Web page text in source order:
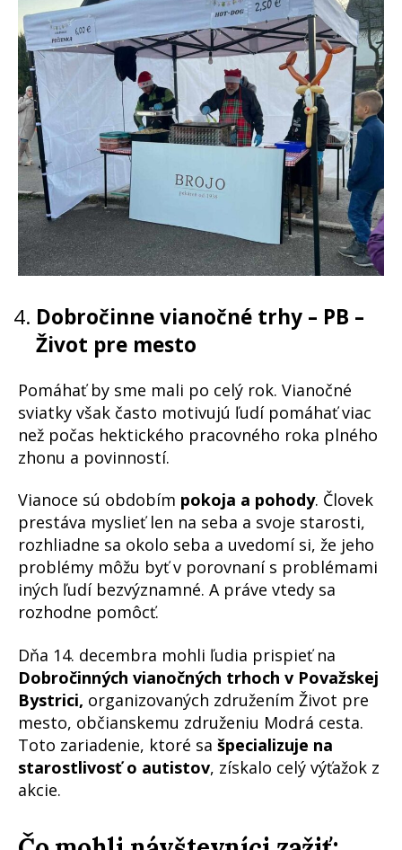
Dobročinne vianočné trhy – PB –
Život pre mesto
Pomáhať by sme mali po celý rok. Vianočné
sviatky však často motivujú ľudí pomáhať viac
než počas hektického pracovného roka plného
zhonu a povinností.
Vianoce sú obdobím pokoja a pohody. Človek
prestáva myslieť len na seba a svoje starosti,
rozhliadne sa okolo seba a uvedomí si, že jeho
problémy môžu byť v porovnaní s problémami
iných ľudí bezvýznamné. A práve vtedy sa
rozhodne pomôcť.
Dňa 14. decembra mohli ľudia prispieť na
Dobročinných vianočných trhoch v Považskej
Bystrici, organizovaných združením Život pre
mesto, občianskemu združeniu Modrá cesta.
Toto zariadenie, ktoré sa špecializuje na
starostlivosť o autistov, získalo celý výťažok z
akcie.